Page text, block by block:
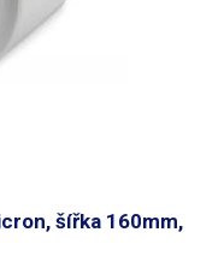
šířka 160mm,